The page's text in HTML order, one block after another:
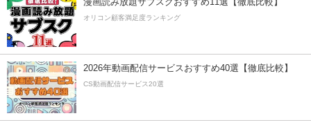
オリコン顧客満足度ランキング
2026年動画配信サービスおすすめ40選【徹底比較】
CS動画配信サービス20選